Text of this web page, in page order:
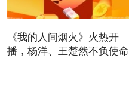
《我的人间烟火》火热开
播，杨洋、王楚然不负使命